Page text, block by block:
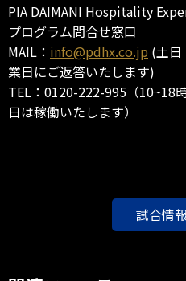
PIA DAIMANI Hospitality
プログラム問合せ窓口
MAIL： info@pdhx.co.jp (土日
業日にご返答いたします)
TEL：0120-222-995（10~18
日は稼働いたします）
試合情